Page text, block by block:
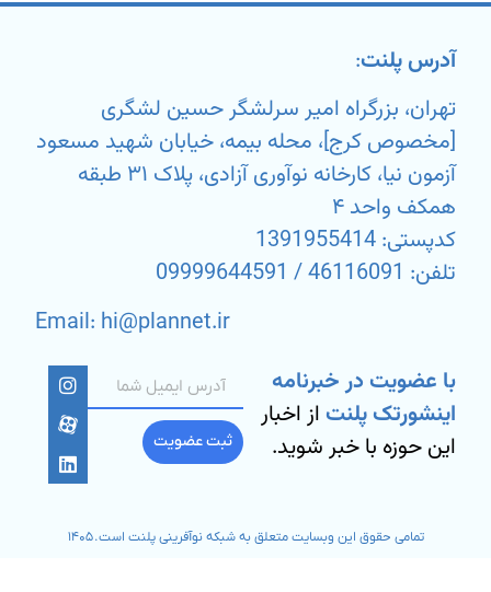
آدرس پلنت:
تهران، بزرگراه امیر سرلشگر حسین لشگری
[مخصوص کرج]، محله بیمه، خیابان شهید مسعود
آزمون نیا، کارخانه نوآوری آزادی، پلاک ۳۱ طبقه
همکف واحد ۴
کدپستی: 1391955414
تلفن: 46116091 / 09999644591
Email: hi@plannet.ir
با عضویت در خبرنامه
اینشورتک پلنتاز اخبار
این حوزه با خبر شوید.
ثبت عضویت
تمامی حقوق این وبسایت متعلق به شبکه نوآفرینی پلنت است. ۱۴۰۵